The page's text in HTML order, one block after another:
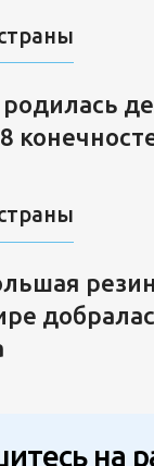
на